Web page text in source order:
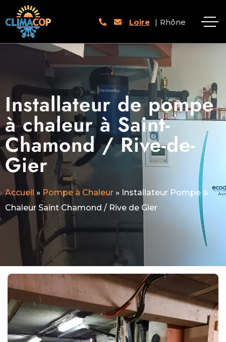
Installateur de pompe
à chaleur à Saint-
Chamond / Rive-de-
Gier
Accueil » Pompe à Chaleur » Installateur Pompe à
Chaleur Saint Chamond / Rive de Gier
Loire | Rhône